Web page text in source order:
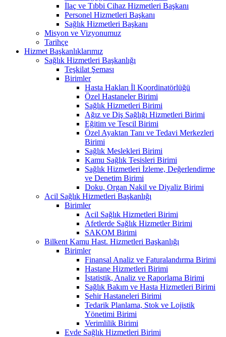
İlaç ve Tıbbi Cihaz Hizmetleri Başkanı
Personel Hizmetleri Başkanı
Sağlık Hizmetleri Başkanı
Misyon ve Vizyonumuz
Tarihçe
Hizmet Başkanlıklarımız
Sağlık Hizmetleri Başkanlığı
Teşkilat Şeması
Birimler
Hasta Hakları İl Koordinatörlüğü
Özel Hastaneler Birimi
Sağlık Hizmetleri Birimi
Ağız ve Diş Sağlığı Hizmetleri Birimi
Eğitim ve Tescil Birimi
Özel Ayaktan Tanı ve Tedavi Merkezleri
Birimi
Sağlık Meslekleri Birimi
Kamu Sağlık Tesisleri Birimi
Sağlık Hizmetleri İzleme, Değerlendirme
ve Denetim Birimi
Doku, Organ Nakil ve Diyaliz Birimi
Acil Sağlık Hizmetleri Başkanlığı
Birimler
Acil Sağlık Hizmetleri Birimi
Afetlerde Sağlık Hizmetler Birimi
SAKOM Birimi
Bilkent Kamu Hast. Hizmetleri Başkanlığı
Birimler
Finansal Analiz ve Faturalandırma Birimi
Hastane Hizmetleri Birimi
İstatistik, Analiz ve Raporlama Birimi
Sağlık Bakım ve Hasta Hizmetleri Birimi
Şehir Hastaneleri Birimi
Tedarik Planlama, Stok ve Lojistik
Yönetimi Birimi
Verimlilik Birimi
Evde Sağlık Hizmetleri Birimi